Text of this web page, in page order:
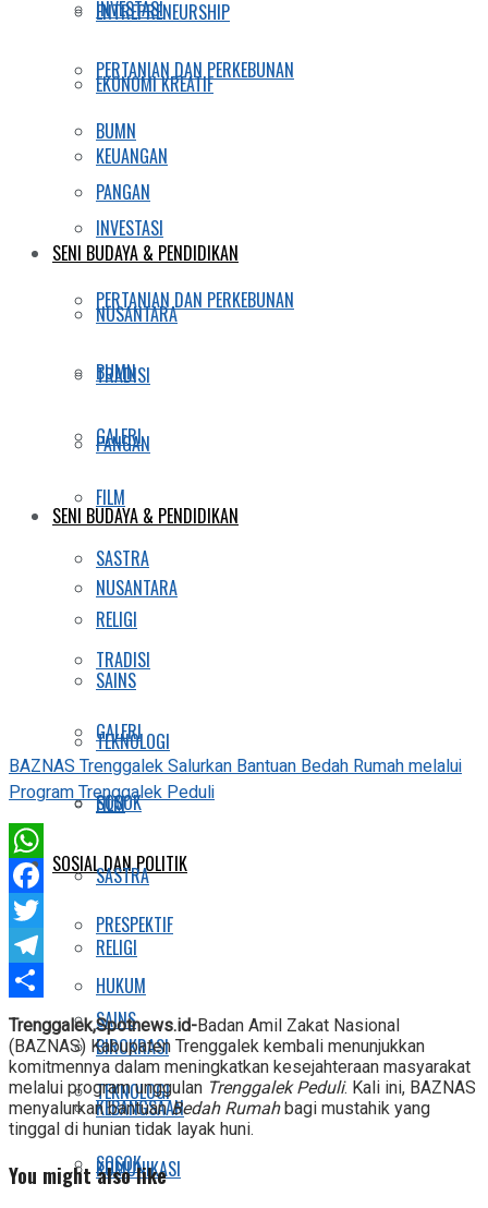
INVESTASI
PERTANIAN DAN PERKEBUNAN
BUMN
PANGAN
SENI BUDAYA & PENDIDIKAN
NUSANTARA
TRADISI
GALERI
FILM
SASTRA
RELIGI
SAINS
TEKNOLOGI
SOSOK
SOSIAL DAN POLITIK
PRESPEKTIF
HUKUM
BIROKRASI
KEBANGSAAN
KOMUNIKASI
ENTREPRENEURSHIP
EKONOMI KREATIF
KEUANGAN
INVESTASI
PERTANIAN DAN PERKEBUNAN
BUMN
PANGAN
SENI BUDAYA & PENDIDIKAN
NUSANTARA
TRADISI
GALERI
FILM
SASTRA
RELIGI
SAINS
TEKNOLOGI
SOSOK
BAZNAS Trenggalek Salurkan Bantuan Bedah Rumah melalui
Program Trenggalek Peduli
WhatsApp
Facebook
Twitter
Telegram
Share
Trenggalek,Spotnews.id-Badan Amil Zakat Nasional
(BAZNAS) Kabupaten Trenggalek kembali menunjukkan
komitmennya dalam meningkatkan kesejahteraan masyarakat
melalui program unggulan Trenggalek Peduli. Kali ini, BAZNAS
menyalurkan bantuanBedah Rumahbagi mustahik yang
tinggal di hunian tidak layak huni.
You might also like